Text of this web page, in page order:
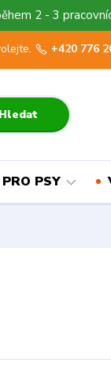
2 - 3
Hledat
+420 776
PSY